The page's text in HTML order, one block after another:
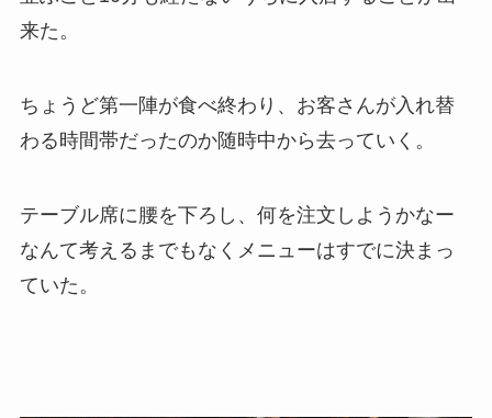
来た。
ちょうど第一陣が食べ終わり、お客さんが入れ替
わる時間帯だったのか随時中から去っていく。
テーブル席に腰を下ろし、何を注文しようかなー
なんて考えるまでもなくメニューはすでに決まっ
ていた。